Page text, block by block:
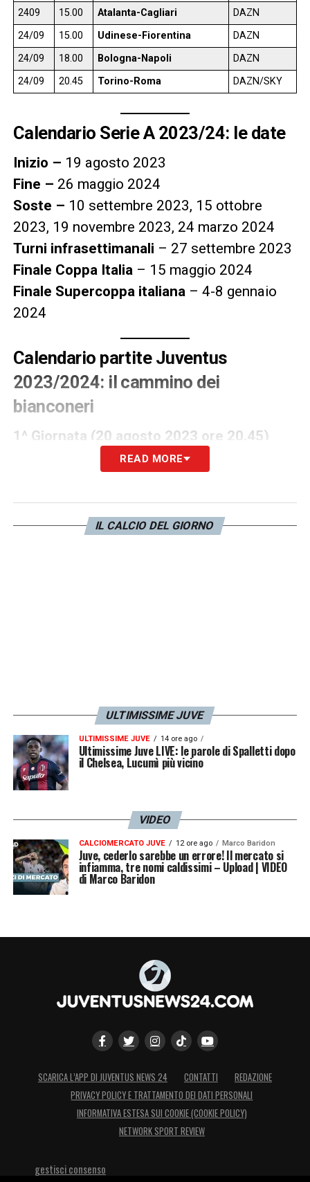
2409
15.00 Atalanta-Cagliari
DAZN
24/09
15.00 Udinese-Fiorentina
DAZN
24/09
18.00 Bologna-Napoli
DAZN
24/09
20.45 Torino-Roma DAZN/SKY
Calendario Serie A 2023/24: le date
Inizio – 19 agosto 2023
Fine – 26 maggio 2024
Soste – 10 settembre 2023, 15 ottobre
2023, 19 novembre 2023, 24 marzo 2024
Turni infrasettimanali – 27 settembre 2023
Finale Coppa Italia– 15 maggio 2024
Finale Supercoppa italiana– 4-8 gennaio
2024
Calendario partite Juventus
2023/2024: il cammino dei
bianconeri
1^ Giornata (20 agosto 2023 ore 20.45)
Udinese-Juventus 0-3
2^ Giornata (27 agosto 2023 ore 18.30)
5^ Giornata (23 settembre 2023 ore 18)
Sassuolo-Juventus
6^ Giornata (26 settembre 2023 ore 20.45)
Juventus-Lecce
7^ Giornata (1 ottobre 2023 ore 20.45)
Atalanta-Juventus
9^ Giornata (22 ottobre 2023 ore 20.45)
Milan-Juventus
10^ Giornata (28 ottobre 2023 ore 20.45)
Juventus-Verona
11^ Giornata (5 novembre 2023 ore 20.45)
Fiorentina-Juventus
READ MORE
IL CALCIO DEL GIORNO
ULTIMISSIME JUVE
ULTIMISSIME JUVE 14 ore ago
Ultimissime Juve LIVE: le parole di Spalletti dopo
il Chelsea, Lucumì più vicino
VIDEO
CALCIOMERCATO JUVE 12 ore ago Marco Baridon
Juve, cederlo sarebbe un errore! Il mercato si
infiamma, tre nomi caldissimi – Upload | VIDEO
di Marco Baridon
SCARICA L’APP DI JUVENTUS NEWS 24 CONTATTI
REDAZIONE
PRIVACY POLICY E TRATTAMENTO DEI DATI PERSONALI
INFORMATIVA ESTESA SUI COOKIE (COOKIE POLICY)
NETWORK SPORT REVIEW
gestisci consenso